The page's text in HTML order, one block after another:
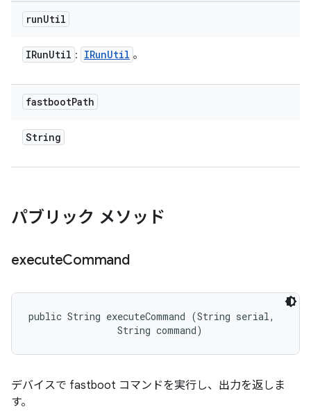
runUtil
IRunUtil : IRunUtil 。
fastbootPath
String
パブリック メソッド
executeCommand
public String executeCommand (String serial,
                String command)
デバイスで fastboot コマンドを実行し、出力を返しま
す。